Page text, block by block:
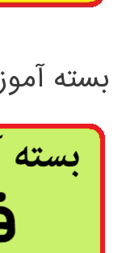
بسته